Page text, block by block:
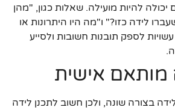
יכולה להיות מועילה. שאלות כגון, "מהן
לידה כזו?" ו"מה היו היתרונות או
לספק תובנות חשובות ולסייע
מותאם אישית
בצורה שונה, ולכן חשוב לתכנן לידה